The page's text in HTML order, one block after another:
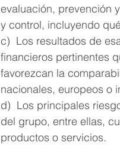
evaluación, prevención
y control, incluyendo
c)  Los resultados de
financieros pertinentes
favorezcan la
nacionales, europeos o
d)  Los principales
del grupo, entre ellas,
productos o servicios.